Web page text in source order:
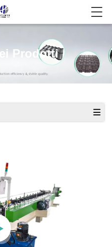
Prodotti